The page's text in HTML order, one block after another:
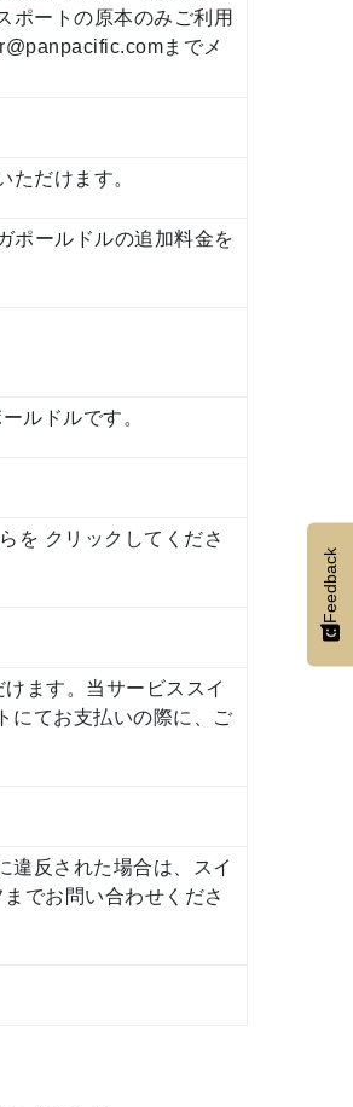
ポートの原本のみご利用
までメ
だけます。
ポールドルの追加料金を
ルドルです。
を クリックしてくださ
ます。当サービススイ
にてお支払いの際に、ご
違反された場合は、スイ
でお問い合わせくださ
Feedback